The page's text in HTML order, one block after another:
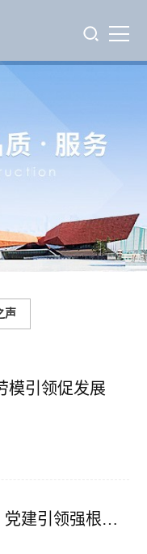
声
模引领促发展
支部书记谈转型丨党建引领强根基 创新驱动促转型